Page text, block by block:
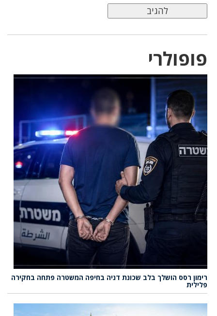
פופולרי
רימון רסס הושלך בלב שכונת דניה בחיפה המשטרה פתחה בחקירה
פלילית